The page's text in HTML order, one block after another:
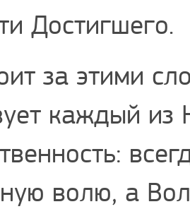
Достигшего.
за этими
каждый
волю, а